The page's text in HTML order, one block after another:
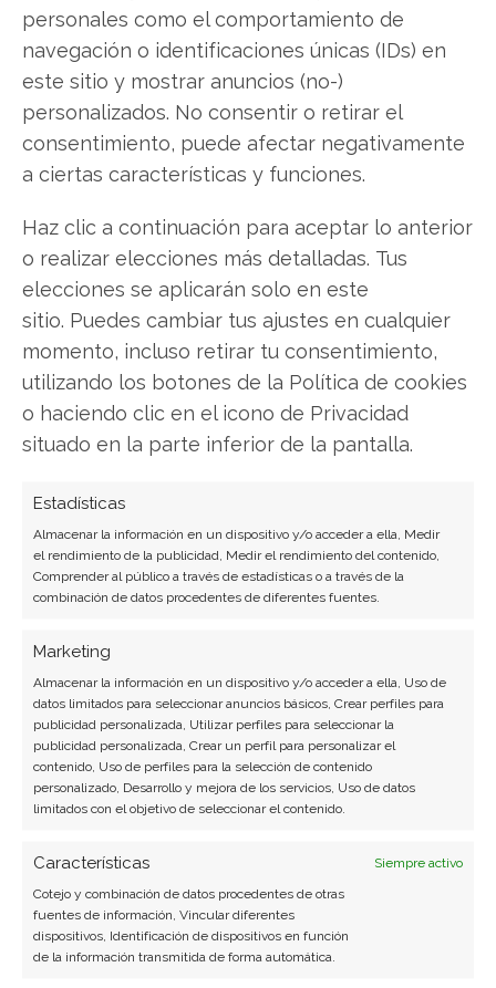
personales como el comportamiento de
navegación o identificaciones únicas (IDs) en
este sitio y mostrar anuncios (no-)
personalizados. No consentir o retirar el
consentimiento, puede afectar negativamente
a ciertas características y funciones.
Haz clic a continuación para aceptar lo anterior
o realizar elecciones más detalladas. Tus
elecciones se aplicarán solo en este
sitio. Puedes cambiar tus ajustes en cualquier
momento, incluso retirar tu consentimiento,
utilizando los botones de la Política de cookies
o haciendo clic en el icono de Privacidad
situado en la parte inferior de la pantalla.
Estadísticas
Almacenar la información en un dispositivo y/o acceder a ella, Medir
el rendimiento de la publicidad, Medir el rendimiento del contenido,
Comprender al público a través de estadísticas o a través de la
combinación de datos procedentes de diferentes fuentes.
Marketing
Almacenar la información en un dispositivo y/o acceder a ella, Uso de
datos limitados para seleccionar anuncios básicos, Crear perfiles para
publicidad personalizada, Utilizar perfiles para seleccionar la
publicidad personalizada, Crear un perfil para personalizar el
contenido, Uso de perfiles para la selección de contenido
personalizado, Desarrollo y mejora de los servicios, Uso de datos
limitados con el objetivo de seleccionar el contenido.
Características
Siempre activo
Cotejo y combinación de datos procedentes de otras
fuentes de información, Vincular diferentes
dispositivos, Identificación de dispositivos en función
de la información transmitida de forma automática.
Los últimos resultados de Rocket Lab USA son
contundentes: Acción inmediata requerida para
los inversores de Rocket Lab USA. ¿Merece la
pena invertir o es momento de vender? En el
Análisis gratuito actual del 7 de agosto
descubrirá exactamente qué hacer.
Rocket Lab USA: ¿Comprar o vender?¡Lee más
aquí!
Rocket Lab USA
Compartir este artículo
Facebook
Copiar enlace
Miguel Ángel Torres Díaz
Periodista de tecnología especializado en